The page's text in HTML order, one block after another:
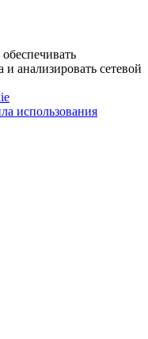
анализировать сетевой
использования